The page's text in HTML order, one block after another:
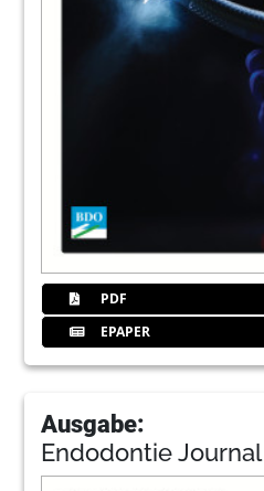
PDF
EPAPER
Ausgabe:
Endodontie Journal